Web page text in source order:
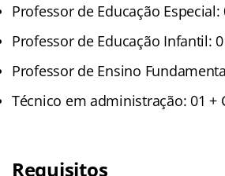
Professor de Educação Especial:
Professor de Educação Infantil:
Professor de Ensino
Técnico em administração: 01 +
Requisitos